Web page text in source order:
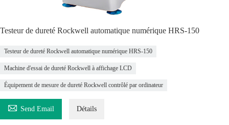
Testeur de dureté Rockwell automatique numérique HRS-150
Testeur de dureté Rockwell automatique numérique HRS-150
Machine d'essai de dureté Rockwell à affichage LCD
Équipement de mesure de dureté Rockwell contrôlé par ordinateur
 Send Email Détails